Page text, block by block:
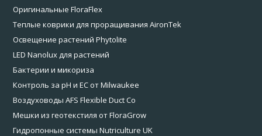
Оригинальные FloraFlex
Теплые коврики для проращивания AironTek
Освещение растений Phytolite
LED Nanolux для растений
Бактерии и микориза
Контроль за pH и EC от Milwaukee
Воздуховоды AFS Flexible Duct Co
Мешки из геотекстиля от FloraGrow
Гидропонные системы Nutriculture UK